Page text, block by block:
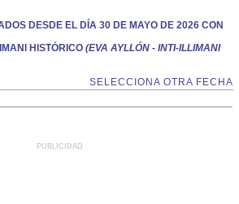
DESDE EL DÍA 30 DE MAYO DE 2026 CON
HISTÓRICO (EVA AYLLÓN - INTI-ILLIMANI
SELECCIONA OTRA FECHA
PUBLICIDAD